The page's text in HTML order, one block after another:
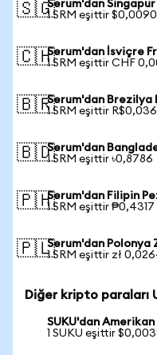
🇸🇬Serum'dan Singapur
1 SRM eşittir
🇨🇭Serum'dan İsviçre
1 SRM eşittir CHF
🇧🇷Serum'dan Brezilya
1 SRM eşittir
🇧🇩Serum'dan
1 SRM eşittir ৳0,8786
🇵🇭Serum'dan Filipin
1 SRM eşittir ₱0,4317
🇵🇱Serum'dan Polonya
1 SRM eşittir zł
Diğer kripto paraları
SUKU'dan Amerikan
1 SUKU eşittir